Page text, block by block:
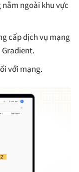
ngoài khu vực
cấp dịch vụ mạng
với mạng.